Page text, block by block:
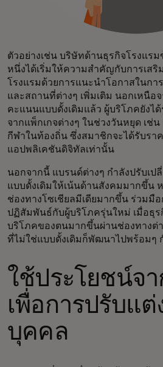
ตัวอย่างเช่น บริษัทด้านธุรกิจโรงแร
หนึ่งได้เริ่มให้ความสำคัญกับการเส
โรงแรมด้วยการแนะนำโอกาสในกา
และสถานที่ต่างๆ เพิ่มเติม นอกเหนือ
คะแนนแบบดั้งเดิมแล้ว ผู้บริโภคยังไ
จากแพ็กเกจต่างๆ ในช่วงวันหยุด เช่
กีฬาในท้องถิ่น ซึ่งสมาชิกจะได้รับรา
แอปพลิเคชันดิจิทัลเท่านั้น
นอกจากนี้ แบรนด์ต่างๆ กำลังปรับเป
แบบดั้งเดิมให้เน้นด้านสังคมมากขึ้น
ช่องทางโซเชียลมีเดียมากขึ้น ร่วมมื
ปฏิสัมพันธ์กับผู้บริโภครุ่นใหม่ เมื่อธุร
บริโภคของตนมากขึ้นผ่านช่องทางต่
ที่ไม่ใช่แบบดั้งเดิมก็พัฒนาไปพร้อมๆ
ใช้ประโยชน์จ
เพื่อการปรับแต่
บุคคล